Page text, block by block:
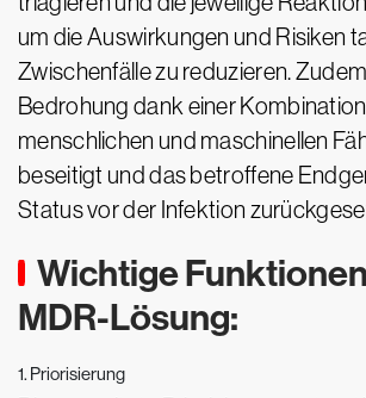
um die Auswirkungen und Risiken
Zwischenfälle zu reduzieren.
Bedrohung dank einer
menschlichen und maschinellen
beseitigt und das betroffene
Status vor der Infektion
Wichtige
MDR-Lösung:
1. Priorisierung